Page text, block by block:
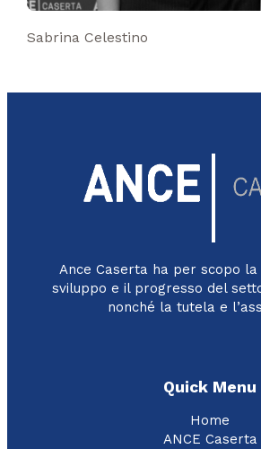
Sabrina Celestino
Ance Caserta ha per scopo
sviluppo e il progresso del
nonché la tutela e
Quick Menu
Home
ANCE Caserta